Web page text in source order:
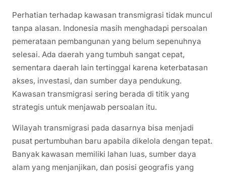
Perhatian terhadap kawasan transmigrasi tidak muncul
tanpa alasan. Indonesia masih menghadapi persoalan
pemerataan pembangunan yang belum sepenuhnya
selesai. Ada daerah yang tumbuh sangat cepat,
sementara daerah lain tertinggal karena keterbatasan
akses, investasi, dan sumber daya pendukung.
Kawasan transmigrasi sering berada di titik yang
strategis untuk menjawab persoalan itu.
Wilayah transmigrasi pada dasarnya bisa menjadi
pusat pertumbuhan baru apabila dikelola dengan tepat.
Banyak kawasan memiliki lahan luas, sumber daya
alam yang menjanjikan, dan posisi geografis yang